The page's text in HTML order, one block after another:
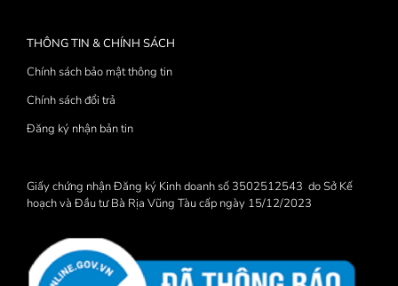
THÔNG TIN & CHÍNH SÁCH
Chính sách bảo mật thông tin
Chính sách đổi trả
Đăng ký nhận bản tin
Giấy chứng nhận Đăng ký Kinh doanh số 3502512543 do Sở Kế
hoạch và Đầu tư Bà Rịa Vũng Tàu cấp ngày 15/12/2023